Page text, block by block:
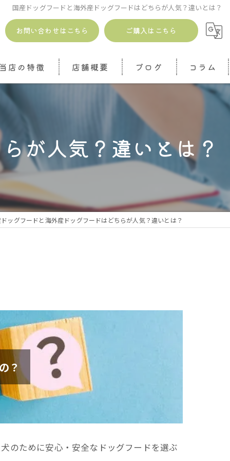
国産ドッグフードと海外産ドッグフードはどちらが人気？違いとは？
お問い合わせはこちら ご購入はこちら
店の特徴
加
ッグトリーツ
ャーキー
介
店舗概要 ブログ コラム
が人気？違いとは？
ッグフードと海外産ドッグフードはどちらが人気？違いとは？
？
のために安心・安全なドッグフードを選ぶ